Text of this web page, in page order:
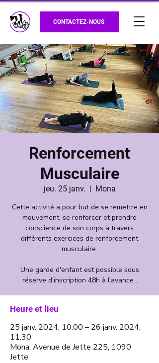
CONTACTEZ-NOUS
Renforcement
Musculaire
jeu. 25 janv.
  |
Mona
Cette activité a pour but de se remettre en
mouvement, se renforcer et prendre
conscience de son corps à travers
différents exercices de renforcement
musculaire.
Une garde d'enfant est possible sous
Heure et lieu
25 janv. 2024, 10:00 – 26 janv. 2024,
11:30
Mona, Avenue de Jette 225, 1090
Jette